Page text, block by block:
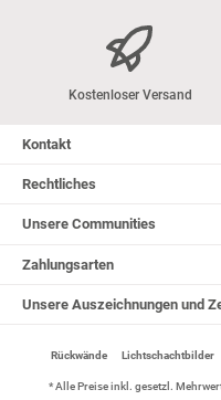
Kostenloser Versand
Kontakt
Rechtliches
Zahlungsarten
Unsere Auszeichnungen und
Unsere Communities
Rückwände Lichtschachtbilder
* Alle Preise inkl. gesetzl.